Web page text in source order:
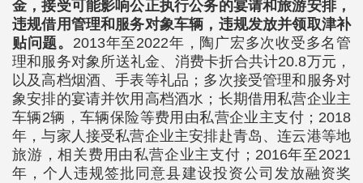
金，接受可能影响公正执行公务的宴请和旅游安排，
违规借用管理和服务对象车辆，违规发放并领取津补
贴问题。 2013年至2022年，陶广宏多次收受多名管
理和服务对象所送礼金、消费卡折合共计20.8万元，
以及高档烟酒、手表等礼品；多次接受管理和服务对
象安排的宴请并饮用高档酒水；长期借用私营企业主
车辆2辆，车辆保险等费用由私营企业主支付；2018
年，与家人接受私营企业主安排赴青岛、连云港等地
旅游，相关费用由私营企业主支付；2016年至2021
年，个人违规签批同意县建设投资公司发放融资奖